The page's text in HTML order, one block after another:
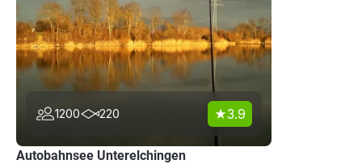
1200 220 3.9
Autobahnsee Unterelchingen